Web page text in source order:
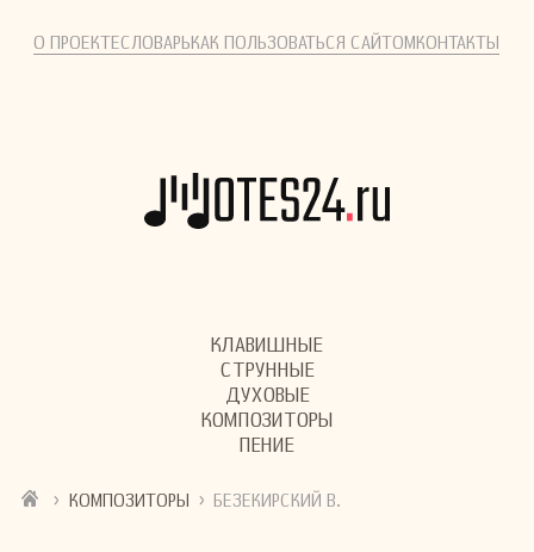
О ПРОЕКТЕСЛОВАРЬКАК ПОЛЬЗОВАТЬСЯ САЙТОМКОНТАКТЫ
КЛАВИШНЫЕ
СТРУННЫЕ
ДУХОВЫЕ
КОМПОЗИТОРЫ
ПЕНИЕ
› КОМПОЗИТОРЫ › БЕЗЕКИРСКИЙ В.